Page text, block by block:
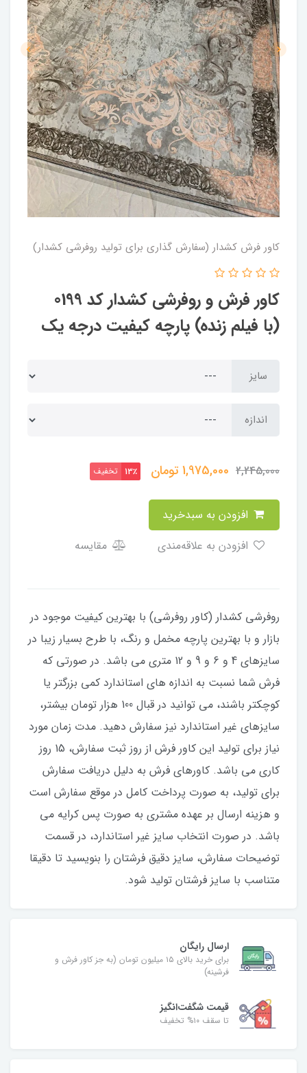
کاور فرش کشدار (سفارش گذاری برای تولید روفرشی کشدار)
کاور فرش و روفرشی کشدار کد 0199
(با فیلم زنده) پارچه کیفیت درجه یک
سایز
اندازه
2,245,000
1,975,000تومان 13٪ تخفیف
مقایسه
​​​​روفرشی کشدار (کاور روفرشی) با بهترین کیفیت موجود در
بازار و با بهترین پارچه مخمل و رنگ، با طرح بسیار زیبا در
سایزهای 4 و 6 و 9 و 12 متری می باشد. در صورتی که
فرش شما نسبت به اندازه های استاندارد کمی بزرگتر یا
کوچکتر باشند، می توانید در قبال 100 هزار تومان بیشتر،
سایزهای غیر استاندارد نیز سفارش دهید. مدت زمان مورد
نیاز برای تولید این کاور فرش از روز ثبت سفارش، 15 روز
کاری می باشد. کاورهای فرش به دلیل دریافت سفارش
برای تولید، به صورت پرداخت کامل در موقع سفارش است
و هزینه ارسال بر عهده مشتری به صورت پس کرایه می
باشد. در صورت انتخاب سایز غیر استاندارد، در قسمت
توضیحات سفارش، سایز دقیق فرشتان را بنویسید تا دقیقا
متناسب با سایز فرشتان تولید شود.
ارسال رایگان
برای خرید بالای ۱۵ میلیون تومان (به جز کاور فرش و
فرشینه)
قیمت شگفت‌انگیز
تا سقف ۱۰% تخفیف